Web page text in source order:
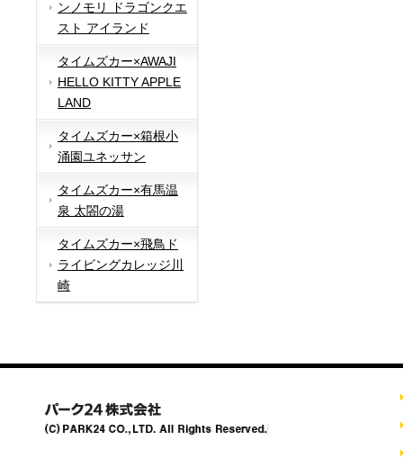
ンノモリ ドラゴンクエ
スト アイランド
タイムズカー×AWAJI
HELLO KITTY APPLE
LAND
タイムズカー×箱根小
涌園ユネッサン
タイムズカー×有馬温
泉 太閤の湯
タイムズカー×飛鳥ド
ライビングカレッジ川
崎